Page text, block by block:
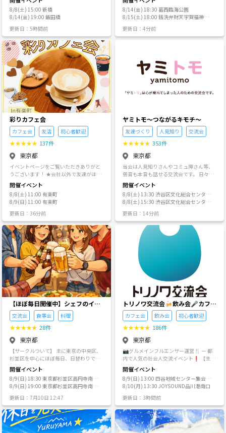
登山はなるべく体力が無い方や、初心者
の方でも参加しやすい場所やコースを選
んでいるつもりですが、せめてシューズ
は適した物のご準備をお願いいたしま
す。 ・行き先の情報はあくまでも私個人
の主観です。感じ方は人それぞれなので
気になる方は事前のリサーチをした上で
のご参加をお願いいたします。 −−−−−−−
−−−−−−−−−−−−−−−−−−−−−−−−- ↓運営
に関して ※当サークルは交流型を目指し
ています 一定人数以上の場合はグループ
に分けての行動を行う事を基本としてい
ます。 ですが極度に受け身な方や交流を
する気が無い方、特定の方としかコミュ
ニケーションを取らない方には楽しんで
いただけ無い可能性が高いです。 ※イベ
ントによっては極力男女比バランス調整
を試みます。 調整中に対象でない方が申
し込まれる事もありますが、その際は申
すのでご注意ください。
うに、簡単には証明できない問いも大切
に扱います。 証明できないものを無価値
ることと、根拠なく断定することは別の
ものです。 ある主張を「事実」や「正
解」として語る場合には、その主張を支
える根拠と論理を求めます。 自然科学で
は、観察・実験・検証・反証可能性など
を通じて、自然現象に関する主張を検討
します。 社会科学では、統計・調査・比
較・制度分析・先行研究などを通じて、
社会に関する主張を検討します。 人文科
学では、文献・史料・歴史・思想・言
葉・文化的文脈などを踏まえ、人間の営
みや解釈に関する主張を検討します。 も
ちろん、何を科学と呼び、何を疑似科学
と呼ぶかについて、完全に確定した基準
があるわけではありません。 その線引き
自体も、今なお議論の対象です。 そのた
め当サークルは、ここで述べる立場を絶
対的な真理としてではなく、対話を成り
立たせるための運用上の約束として採用
します。 「私はそう感じる」「私はそう
考える」という個人の感覚や価値観は尊
重します。 しかし、「実際にそうであ
る」「社会はこうである」「人間はこう
いうものだ」と語る場合には、その主張
がどのような根拠に支えられているのか
を問います。 また、解釈は自由な思いつ
きではありません。 資料、文脈、言葉の
使われ方、他の可能な読みとの比較に耐
えうるものとして扱います。 論理とは、
前提と結論の関係が矛盾なく説明できる
ことを指します。 当サークルでは、都市
伝説・陰謀論・スピリチュアル・疑似科
学など、十分な根拠や検討可能性を持た
ない言説を、事実的知識としては扱いま
せん。 個人として信じる自由は尊重しま
すが、検証可能性を欠いたまま断定した
り、事実として広めたりすることは、本
サークルの趣旨とは異なります。 ③この
場は、議論における勝敗や優劣を目的と
しません。 重要なのは結論の一致ではな
互に理解し合うことです。 他者の意見を
論破することではなく、異なる視点の背
景を辿ることに価値を置きます。 【人間
関係のルールについて】 ・個人情報(連絡
先等)の交換は推奨していません。ただ
し、複数回の参加を通じて参加者同士が
自然に親しくなることまでを否定するも
にて顔を合わせたことのある方と双方の
合意がある場合については、これを黙認
します。 ・「匿名性を保ったままこの場
にいたい」と伝えられた場合は、その意
思を必ず尊重してください。その際、理
の方には、二次会あり） 女性も多くいら
っしゃいますから、終了が極端に遅くな
び平日は、今のところ開催しておりませ
ん。 ◆参加費 5,000円～5,500円 ◆参加
別は問いません。未婚既婚も問いませ
望の方は、「参加希望します」と書いて
送信ください。 折り返し具体的な開催
日・場所をご案内させていただきます。
ら、心配はご無用です。 女性も多数ご参
加になっています。やさしいレギュラー
メンバーが、温かく迎えてくれます。 仲
間に入れないといったご心配はまったく
ありません😃 ◆その他 ・年会費、月会費
等はまったくありません。ご安心くださ
い。 ・外部の大小イベントやサークル・
グループへの引き抜き・勧誘および、 こ
の交流会を温床にした独自グループの生
成、ナンパ等の目的による参加は固くお
断りします。 営業、政治、宗教活動もも
ちろん禁止です。 ・当日無断欠席をする
ような非常識な人もお断りします。 ・ご
参加にあたり、写真や年齢、生年月日な
どのご提供は求めていませんので、ご安
心ください。 ・もちろん私から何かを売
り込んだり、勧誘したりすることは絶対
にありません。ご安心ください。 ・タバ
コについては分煙を徹底し、お席での喫
煙はご遠慮いただいています。 喫煙さ
れる方は別の場所でお願いをします。 話
題はライトなものから真面目なテーマま
で。 最近の話題から始まって、住んでい
るエリアの話、オススメのお店、料理と
かお菓子の話。 昔好きだった歌手のこ
と、スポーツの話題、お酒の話など。 真
面目な話では、仕事の悩み、家族や子供
のこと、健康管理の方法は？、肩こり解
いての話など。 自身の生活から介護問
題、生前贈与や遺産相続の難しさなど、
私たち世代が直面する問題について話す
こともあります。 （まだまだ書ききれな
いほどの話題が盛りだくさん！） という
わけで毎回大変盛り上がっており、一度
参加されるとまた参加される方も少なく
ありません。 毎回楽しいのはもちろんの
こと、この年代ならではの深い話もでき
て、私個人も大変勉強になっています😊
とにかく職場では話せないことを、本音
で遠慮なく話せるのがこの交流会の魅力
かもしれません。 10年後、20年後にひと
が欲しい方などが楽しく遊べるコミュニ
ティを目的としています🍀 スポーツや飲
み会など、色々なイベントを企画してい
きますので、一緒に楽しみましょう😍
【参加者】 １人参加でも、友達と一緒に
参加でも、大丈夫です♪♪ 参加者は１人
で参加される方や初めて来られる方が多
く、毎回参加者も変わっており、半分以
上が初対面となっております👬 雰囲気は
とてもフレンドリーなので、どなたでも
仲良く楽しめるかと思います☺️☺️ 【メン
バー】 1000名程度（男性：600名、女
性：400名） 20代限定となってます‼️
【活動実績】 ドッジボール、フットサ
ル、バスケ、バレーボール、皇居ラン、
ボルダリング、ボーリング、ボードゲー
ム、BBQ、焼肉パーティー、お花見、ハ
ロウィンパーティー、クリスマスパーテ
ィ… など♪ 【禁止事項】 ネットワーク
ビジネス・宗教・他サークル・その他ビ
ジネスの勧誘行為、強引な連絡先交換を
一切禁止とします。 上記行為とみなされ
る場合は、イベント中でもお帰りいただ
き、コミュニティを退会させていただき
ます。 最後までお読みいただき、ありが
とうございます！ 一緒に楽しいコミュニ
ティを作るため、ご協力よろしくお願い
8/8(土) 15:00 新橋
8/14(金) 19:00 飯田橋
更新日：5時間前
✨ こんな方にぴったり ・「自然の中で深
呼吸したい」 ・「気軽にどこかへおでか
けしたい」 ・「知らない景色を誰かと一
緒に楽しみたい」 ひとつでも当てはまる
方、大歓迎です🌱 📍 活動エリア 神奈川
加者の9割以上が“おひとり参加” ・初参
加の方も安心の落ち着いた雰囲気 ・年齢
層は20〜50代。特に30〜40代が中心 ・
おむね半々 ・季節の花・紅葉・夜景・ラ
話さなくてOK、景色を楽しむだけでも参
加できます 「散歩以上、旅行未満」 そん
な心地よさを大切にしています。 🌿 楽し
めること ・四季の花めぐり（桜・紫陽
花・紅葉など） ・海岸・公園・山麓のゆ
ったり散歩 ・神社仏閣めぐり、季節のお
祭り・ライトアップ ・カフェ休憩、ラン
チ・夕食会 ・小さな体験イベント（ミニ
遠足・おでかけ企画） あなたの日常
に“ちょっとした非日常”をお届けしま
す。 📌 安心して参加するためのルール
・最少催行人数：3名 ・前日20時の時点
について 必ずイベントメッセージでご連
絡ください。 ❌ 禁止・お断り行為 ・宗
教・ビジネス・ネットワーク商法の勧誘
・ナンパ、しつこい接触行為 ・マナー違
反・迷惑行為 ・無断キャンセル ・主催者
に無断での同伴参加 ・当日現金払いや、
支払い未完了での参加 安心して参加でき
る場を守るため、発覚時は以降の参加を
ご遠慮いただきます。 🎥 写真撮影につい
て ・写真を撮る場合があります ・SNS投
稿の際は顔がわからないよう配慮します
・写りたくない方はお気軽にお知らせく
ださい 🌱 このサークルを始めた理由 歩
くことは、心と体をそっと整えてくれる
力があります。季節の移ろいを感じなが
ら歩くことで、忙しい日々にも「小さな
幸せ」や「深呼吸できる瞬間」が生まれ
ます。 「今日はいい1日だった」そんな
時間を誰かと共有したくて、このサーク
ルを始めました。あなたもよかったら、
いっしょに歩いてみませんか？
8/14(金) 18:30 葛西臨海公園
8/15(土) 18:00 銭洗弁財天宇賀福神
社、佐助稲荷神社
更新日：4分前
彩りカフェ会
カフェ会 友活 初心者歓迎
★★★★★ 137件
東京都
イベントページをご覧いただきありがと
うございます！ ★会社以外で友達がほし
い！ ★気軽に誰かと話したい！ ★まずは
人と出会う場に行ってみたい！ そんな方
はぜひ【彩りカフェ会】で友活・人脈作
りしませんか？ 初めまして！ 彩りカフェ
会主催者のあやのと申します！ 【彩りカ
しむカフェ会」 をコンセプトとした笑顔
広がる交流会を目指し、丸ノ内・銀座を
中心に活動しております！ カフェ会は、
普段の生活では出会えない人たちと気軽
に話せる場所です。 彩りカフェ会は、少
人数でゆったり過ごせるのが魅力。「最
初は緊張してたけど、いつの間にか笑っ
てた！」そんな感想も多くいただいてい
ます☺️ このカフェ会はテーマが決まって
いないので話題は毎回フリースタイル！
話題の広がり方はその日次第✨ その日そ
の場のメンバーでつくる空気は毎回違っ
て、一つとして同じ会がないのがカフェ
会の醍醐味でもあります🌈 主催はどんな
人とも打ち解けるのが得意な現役ベビー
シッター！ 初対面でも沈黙ゼロで「話し
やすい！」「面白い！」とよく言われま
す♪ 笑いのツボも浅く、自然と場があた
たまる空気作りが得意です✨ 人見知りさ
んもおひとりさまも大歓迎🌼 皆さんにお
会いできるのを楽しみにしています^ ^ 主
催者プロフィール 名前：あやの 性別：女
ち） ■主催者について紹介！ もともとは
保育士として働いていましたが、「もっ
と自分らしく自由なスタイルで働いてみ
たい！」と思い、フリーランスのベビー
シッターに転職しました。 子どもたちと
開催イベント
8/8(土) 11:00 有楽町
8/9(日) 11:00 有楽町
更新日：36分前
ヤミトモ～つながるキモチ～
友達づくり 人見知り 交流会
★★★★★ 353件
東京都
当会は人見知りさんやコミュ障さん等、
弱音も本音も話せる交流会です。 日々を
前向きに過ごせるよう友達づくりや、気
楽に雑談を楽しみましょう！ 開催場所は
カフェの一角などではなく、会場を貸し
切っていますので、リラックスして会話
ができます。 お飲み物やプロフィールカ
ご参加下さい。 ⚠️注意 当会は医療・カウ
ンセリング等のメンタルヘルス支援を目
的とした会ではありません。あくまで友
達づくりを目的とした交流会です。 宗
教・ビジネス等の勧誘行為は固く禁止し
ております。 そのような行為を発見、ま
たは通報をいただいた場合は該当の参加
者の出禁措置を取らせていただいており
ますので、ご理解のほど宜しくお願い致
します。 すべての参加者様が、安心して
楽しく交流していただける場を守るため
の対応となりますので、何卒ご理解とご
協力のほどよろしくお願いいたします。
開催イベント
8/8(土) 13:30 渋谷区文化総合センター
大和田 2F（学習室2）
8/8(土) 15:30 渋谷区文化総合センター
更新日：14分前
【ほぼ毎日開催中】シェフのイベ
ントサークル
交流会 食事会 料理
★★★★★ 28件
東京都
【サークルついて】 主に東京の中央区、
杉並区を中心にほぼ毎日、日替わりでイ
ベントを開催してます！ 常連の方を含め
て、月間で200名から350名程がイベント
に参加していただいます！おひとりで参
加される方が多いですがもちろん、ご友
人、同僚、ご家族を誘っての参加もOK！
初めての方とリピーターが半々の割合な
のではじめて参加される方も大歓迎で
す！ 【運営について】 東京都23区内を中
心に出張調理をしており和食、イタリア
開催イベント
8/9(日) 18:30 東京都杉並区高円寺南3
丁目57-10 ASOBIBA
8/9(日) 19:00 東京都杉並区高円寺南3
更新日：7月10日 12:47
トリノワ交流会🍻飲み会🎤カフェ
会☕️カラオケ会☕️など👨‍👩‍👧🐦
カフェ会 飲み会 初心者歓迎
★★★★★ 186件
東京都
📷グルメインフルエンサー運営🍴 － 都
内で人気の社会人交流イベント❗ 【主
催】トリノワ交流会🐦は、都内を中心に
毎週開催している、グルメ🍴🍰🍛エンタ
メ🎤⚾️で繋がる社会人向け交流コミュニ
ティです👨‍👩‍👧‍👦 【"美味しい"食で出会いを広
げよう】 【一人でできないことをみんな
でやろう】 が合言葉です⭐️ 飲み会🍺カ
フェ会☕️季節のパーティー🍾🎃など、ア
ットホームで気軽に参加できる場を提供
し、20代〜40代の幅広い層にご好評をい
開催イベント
8/9(日) 13:00 四谷地域センター集会室
４
8/10(月) 13:30 JOYSOUND品川港南口
更新日：3時間前